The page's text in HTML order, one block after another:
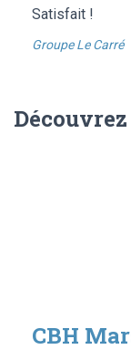
Satisfait !
Groupe Le Carré
CBH